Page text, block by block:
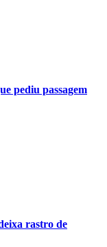
pediu passagem
rastro de